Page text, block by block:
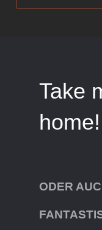
Take
home!
ODER